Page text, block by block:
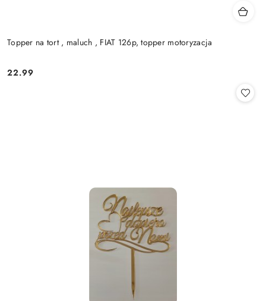
Topper na tort , maluch , FIAT 126p, topper motoryzacja
Cena:
22.99